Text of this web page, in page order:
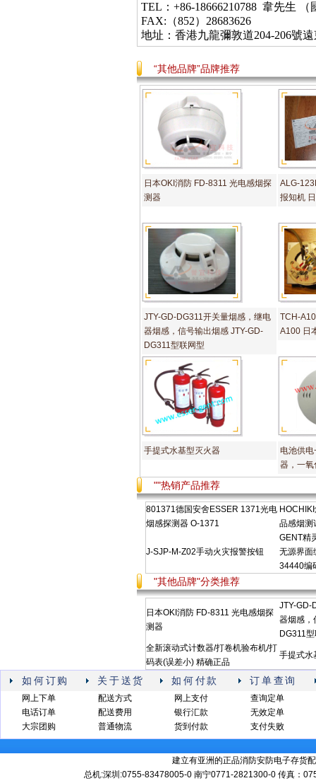
TEL：+86-18666210788 韋先生
FAX:（852）28683626
地址：香港九龍彌敦道204-206號
“其他品牌”品牌推荐
日本OKI消防 FD-8311 光电感烟探
测器
ALG-
报知机
JTY-GD-DG311开关量烟感，继电
器烟感，信号输出烟感 JTY-GD-
DG311型联网型
TCH-
A100 日
手提式水基型灭火器
电池供
器，一氧
""热销产品推荐
801371德国安舍ESSER 1371光电
烟感探测器 O-1371
品感烟测
J-SJP-M-Z02手动火灾报警按钮
GENT精
无源界面
34440编
"其他品牌"分类推荐
日本OKI消防 FD-8311 光电感烟探
测器
JTY-GD-
器烟感，
DG311
全新滚动式计数器/打卷机验布机/打
码表(误差小) 精确正品
手提式水
如何订购 关于送货 如何付款 订单查询
网上下单
电话订单
大宗团购
配送方式
配送费用
普通物流
网上支付
银行汇款
货到付款
查询定单
无效定单
支付失败
建立有亚洲的正品消防安防电子存货
总机:深圳:0755-83478005-0 南宁0771-2821300-0 传真：